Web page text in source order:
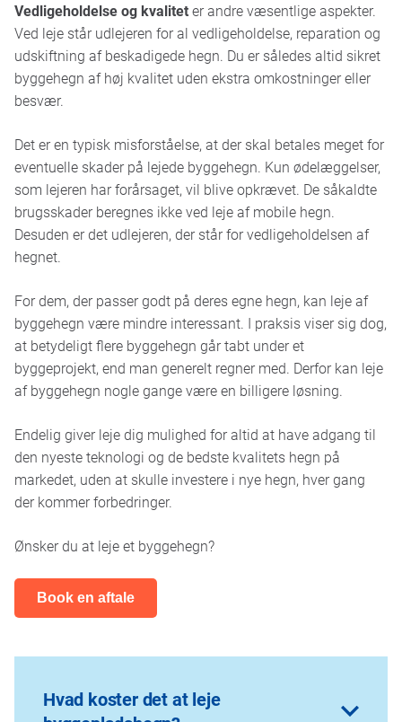
Vedligeholdelse og kvaliteter andre væsentlige aspekter.
Ved leje står udlejeren for al vedligeholdelse, reparation og
udskiftning af beskadigede hegn. Du er således altid sikret
byggehegn af høj kvalitet uden ekstra omkostninger eller
besvær.
Det er en typisk misforståelse, at der skal betales meget for
eventuelle skader på lejede byggehegn. Kun ødelæggelser,
som lejeren har forårsaget, vil blive opkrævet. De såkaldte
brugsskader beregnes ikke ved leje af mobile hegn.
Desuden er det udlejeren, der står for vedligeholdelsen af
hegnet.
For dem, der passer godt på deres egne hegn, kan leje af
byggehegn være mindre interessant. I praksis viser sig dog,
at betydeligt flere byggehegn går tabt under et
byggeprojekt, end man generelt regner med. Derfor kan leje
af byggehegn nogle gange være en billigere løsning.
Endelig giver leje dig mulighed for altid at have adgang til
den nyeste teknologi og de bedste kvalitets hegn på
markedet, uden at skulle investere i nye hegn, hver gang
der kommer forbedringer.
Ønsker du at leje et byggehegn?
Book en aftale
Hvad koster det at leje